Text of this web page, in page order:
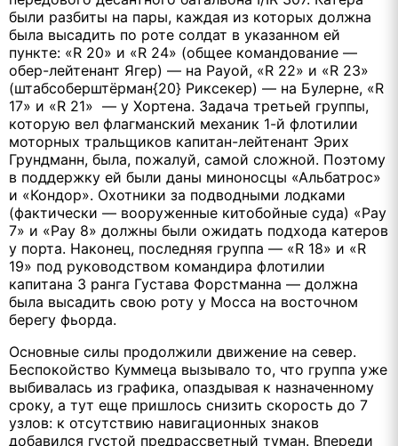
были разбиты на пары, каждая из которых должна
была высадить по роте солдат в указанном ей
пункте: «R 20» и «R 24» (общее командование —
обер-лейтенант Ягер) — на Рауой, «R 22» и «R 23»
(штабсоберштёрман{20} Риксекер) — на Булерне, «R
17» и «R 21» — у Хортена. Задача третьей группы,
которую вел флагманский механик 1-й флотилии
моторных тральщиков капитан-лейтенант Эрих
Грундманн, была, пожалуй, самой сложной. Поэтому
в поддержку ей были даны миноносцы «Альбатрос»
и «Кондор». Охотники за подводными лодками
(фактически — вооруженные китобойные суда) «Рау
7» и «Рау 8» должны были ожидать подхода катеров
у порта. Наконец, последняя группа — «R 18» и «R
19» под руководством командира флотилии
капитана 3 ранга Густава Форстманна — должна
была высадить свою роту у Мосса на восточном
берегу фьорда.
Основные силы продолжили движение на север.
Беспокойство Куммеца вызывало то, что группа уже
выбивалась из графика, опаздывая к назначенному
сроку, а тут еще пришлось снизить скорость до 7
узлов: к отсутствию навигационных знаков
добавился густой предрассветный туман. Впереди